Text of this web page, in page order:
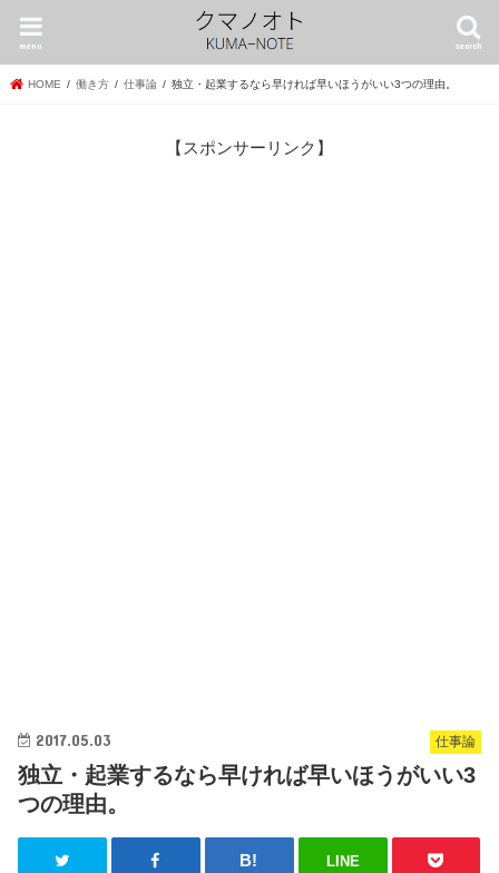
search
menu
HOME 働き方 仕事論 独立・起業するなら早ければ早いほうがいい3つの理由。
【スポンサーリンク】
仕事論
2017.05.03
独立・起業するなら早ければ早いほうがいい3
つの理由。
LINE